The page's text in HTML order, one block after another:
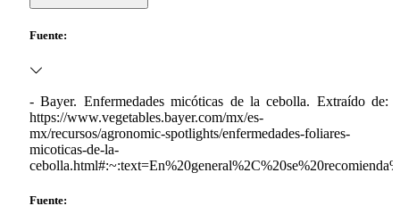
Fuente:
- Bayer. Enfermedades micóticas de la cebolla. Extraído de:
https://www.vegetables.bayer.com/mx/es-
mx/recursos/agronomic-spotlights/enfermedades-foliares-
micoticas-de-la-
Fuente: